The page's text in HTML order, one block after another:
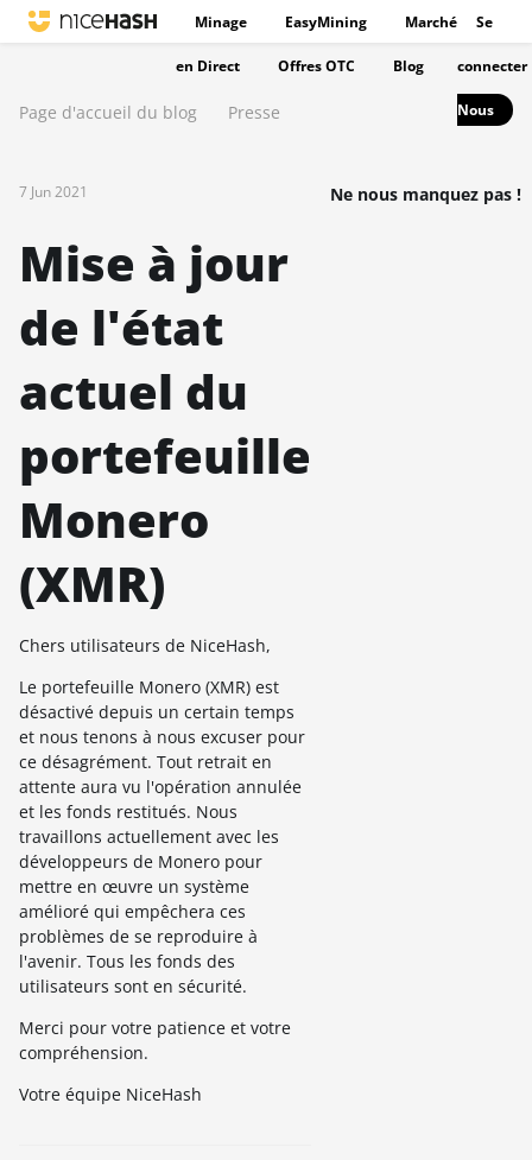
Minage EasyMining Marché
en Direct Offres OTC Blog
Se
connecter
Nous
Page d'accueil du blog Presse
7 Jun 2021
Mise à jour
de l'état
actuel du
portefeuille
Monero
(XMR)
Chers utilisateurs de NiceHash,
Le portefeuille Monero (XMR) est
désactivé depuis un certain temps
et nous tenons à nous excuser pour
ce désagrément. Tout retrait en
attente aura vu l'opération annulée
et les fonds restitués. Nous
travaillons actuellement avec les
développeurs de Monero pour
mettre en œuvre un système
amélioré qui empêchera ces
problèmes de se reproduire à
l'avenir. Tous les fonds des
utilisateurs sont en sécurité.
Merci pour votre patience et votre
compréhension.
Votre équipe NiceHash
Ne nous manquez pas !